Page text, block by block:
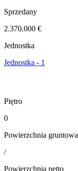
Sprzedany
2.370.000 €
Jednostka
Jednostka - 1
Piętro
0
Powierzchnia gruntowa
/
Powierzchnia netto